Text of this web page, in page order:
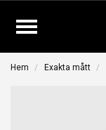
Hem Exakta mått